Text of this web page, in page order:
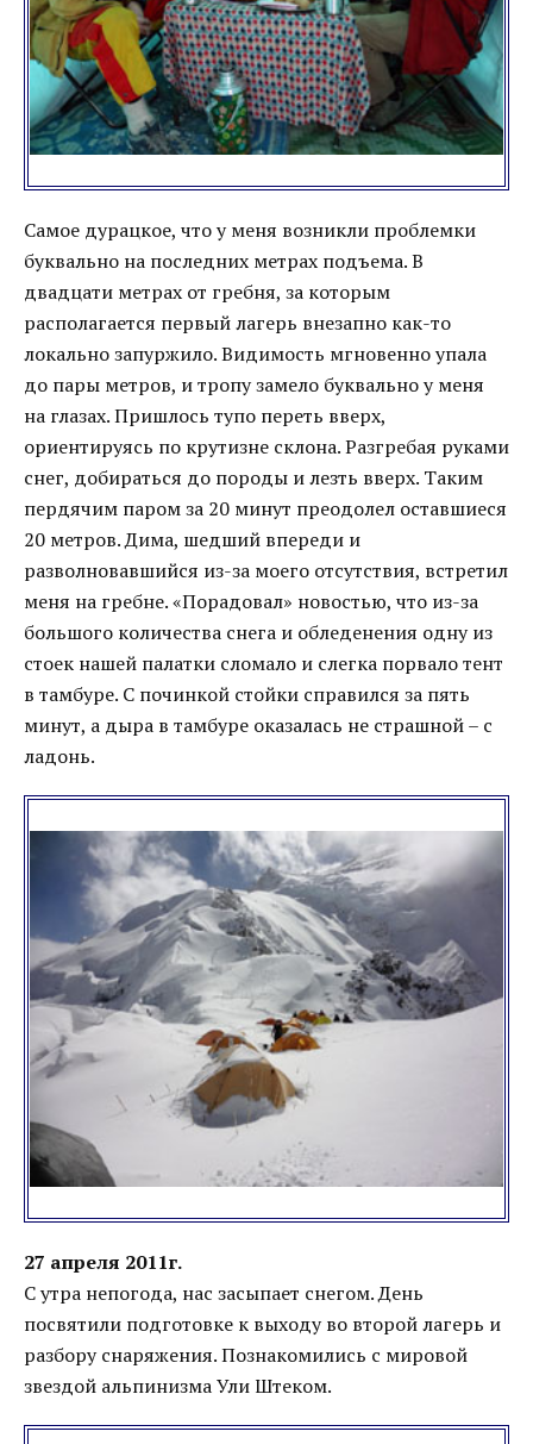
Самое дурацкое, что у меня возникли проблемки
буквально на последних метрах подъема. В
двадцати метрах от гребня, за которым
располагается первый лагерь внезапно как-то
локально запуржило. Видимость мгновенно упала
до пары метров, и тропу замело буквально у меня
на глазах. Пришлось тупо переть вверх,
ориентируясь по крутизне склона. Разгребая руками
снег, добираться до породы и лезть вверх. Таким
пердячим паром за 20 минут преодолел оставшиеся
20 метров. Дима, шедший впереди и
разволновавшийся из-за моего отсутствия, встретил
меня на гребне. «Порадовал» новостью, что из-за
большого количества снега и обледенения одну из
стоек нашей палатки сломало и слегка порвало тент
в тамбуре. С починкой стойки справился за пять
минут, а дыра в тамбуре оказалась не страшной – с
ладонь.
27 апреля 2011г.
С утра непогода, нас засыпает снегом. День
посвятили подготовке к выходу во второй лагерь и
разбору снаряжения. Познакомились с мировой
звездой альпинизма Ули Штеком.